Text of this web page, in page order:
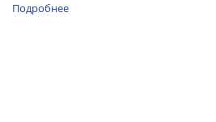
Подробнее